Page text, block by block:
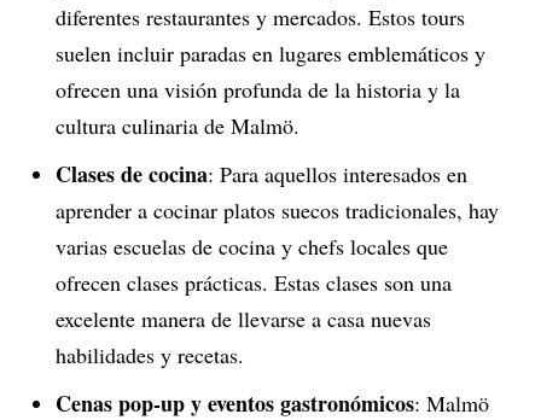
diferentes restaurantes y mercados. Estos tours
suelen incluir paradas en lugares emblemáticos y
ofrecen una visión profunda de la historia y la
cultura culinaria de Malmö.
Clases de cocina: Para aquellos interesados en
aprender a cocinar platos suecos tradicionales, hay
varias escuelas de cocina y chefs locales que
ofrecen clases prácticas. Estas clases son una
excelente manera de llevarse a casa nuevas
habilidades y recetas.
Cenas pop-up y eventos gastronómicos: Malmö